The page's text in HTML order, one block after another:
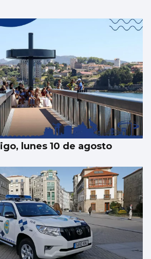
en marcha el cambio del
lunes 10 de agosto